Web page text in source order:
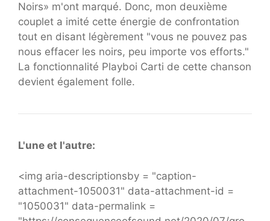
Noirs» m'ont marqué. Donc, mon deuxième
couplet a imité cette énergie de confrontation
tout en disant légèrement "vous ne pouvez pas
nous effacer les noirs, peu importe vos efforts."
La fonctionnalité Playboi Carti de cette chanson
devient également folle.
L'une et l'autre:
<img aria-descriptionsby = "caption-
attachment-1050031" data-attachment-id =
"1050031" data-permalink =